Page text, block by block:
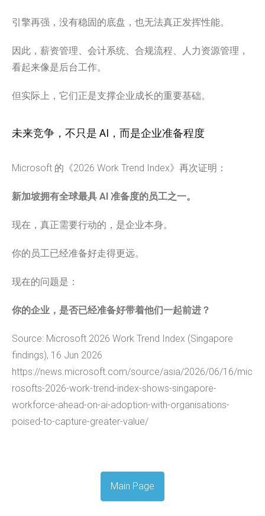
引擎再强，没有稳固的底盘，也无法真正发挥性能。
因此，薪资管理、会计系统、合规流程、人力资源管理，
看起来像是后台工作。
但实际上，它们正是支撑企业成长的重要基础。
未来竞争，不只是 AI，而是企业准备程度
Microsoft 的《2026 Work Trend Index》再次证明：
新加坡拥有全球最具 AI 准备度的员工之一。
现在，真正需要行动的，是企业本身。
你的员工已经准备好走得更远。
现在的问题是：
你的企业，是否已经准备好带着他们一起前进？
Source: Microsoft 2026 Work Trend Index (Singapore
findings), 16 Jun 2026
https://news.microsoft.com/source/asia/2026/06/16/mic
rosofts-2026-work-trend-index-shows-singapore-
workforce-ahead-on-ai-adoption-with-organisations-
poised-to-capture-greater-value/
Main Page